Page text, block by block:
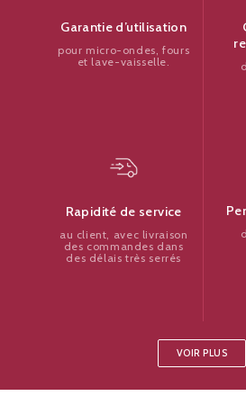
Garantie d’utilisation
pour micro-ondes, fours
et lave-vaisselle.
Rapidité de service
au client, avec livraison
des commandes dans
des délais très serrés
VOIR PLUS